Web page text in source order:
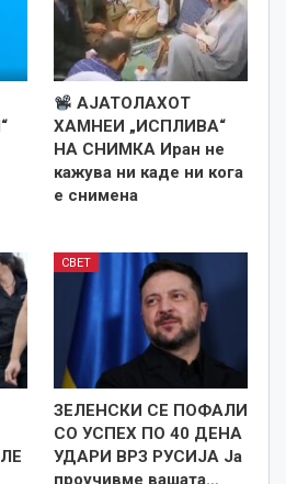
АЈАТОЛАХОТ
ХАМНЕИ „ИСПЛИВА“
НА СНИМКА Иран не
кажува ни каде ни кога
е снименa
СВЕТ
ЗЕЛЕНСКИ СЕ ПОФАЛИ
СО УСПЕХ ПО 40 ДЕНА
УДАРИ ВРЗ РУСИЈА Ја
проучивме вашата…